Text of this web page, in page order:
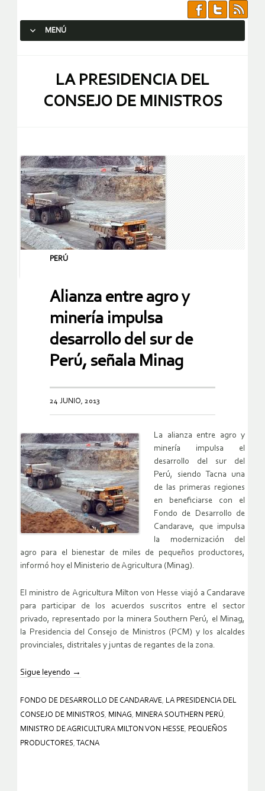
MENÚ
LA PRESIDENCIA DEL
CONSEJO DE MINISTROS
PERÚ
Alianza entre agro y
minería impulsa
desarrollo del sur de
Perú, señala Minag
24 JUNIO, 2013
La alianza entre agro y
minería impulsa el
desarrollo del sur del
Perú, siendo Tacna una
de las primeras regiones
en beneficiarse con el
Fondo de Desarrollo de
Candarave, que impulsa
la modernización del
agro para el bienestar de miles de pequeños productores,
informó hoy el Ministerio de Agricultura (Minag).
El ministro de Agricultura Milton von Hesse viajó a Candarave
para participar de los acuerdos suscritos entre el sector
privado, representado por la minera Southern Perú, el Minag,
la Presidencia del Consejo de Ministros (PCM) y los alcaldes
provinciales, distritales y juntas de regantes de la zona.
Sigue leyendo →
FONDO DE DESARROLLO DE CANDARAVE, LA PRESIDENCIA DEL
CONSEJO DE MINISTROS, MINAG, MINERA SOUTHERN PERÚ,
MINISTRO DE AGRICULTURA MILTON VON HESSE, PEQUEÑOS
PRODUCTORES, TACNA